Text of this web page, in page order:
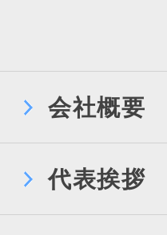
会社概要
代表挨拶